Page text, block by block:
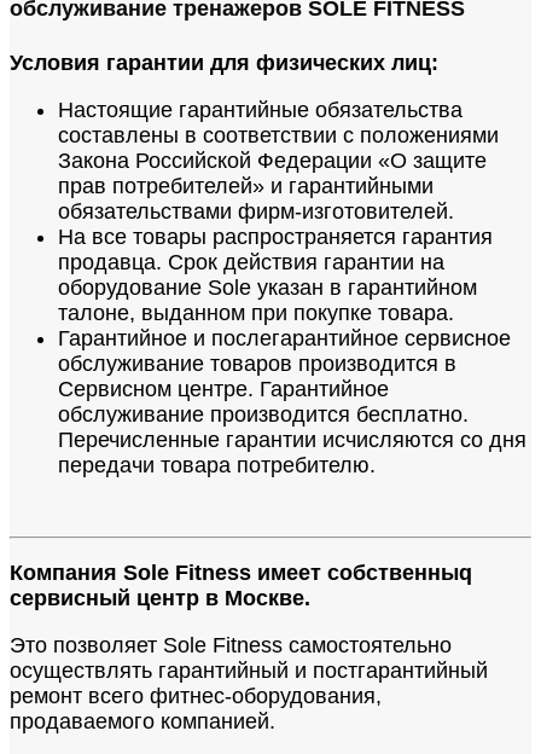
обслуживание тренажеров SOLE FITNESS
Условия гарантии для физических лиц:
Настоящие гарантийные обязательства
составлены в соответствии с положениями
Закона Российской Федерации «О защите
прав потребителей» и гарантийными
обязательствами фирм-изготовителей.
На все товары распространяется гарантия
продавца. Срок действия гарантии на
оборудование Sole указан в гарантийном
талоне, выданном при покупке товара.
Гарантийное и послегарантийное сервисное
обслуживание товаров производится в
Сервисном центре. Гарантийное
обслуживание производится бесплатно.
Перечисленные гарантии исчисляются со дня
передачи товара потребителю.
Компания Sole Fitness имеет собственныq
сервисный центр в Москве.
Это позволяет Sole Fitness самостоятельно
осуществлять гарантийный и постгарантийный
ремонт всего фитнес-оборудования,
продаваемого компанией.